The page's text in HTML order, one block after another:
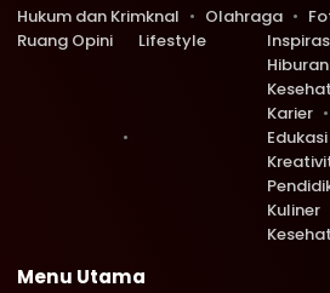
Hukum dan Krimknal
Olahraga
Ruang Opini
Lifestyle
Hiburan
Karier
Edukasi
Kuliner
Menu Utama